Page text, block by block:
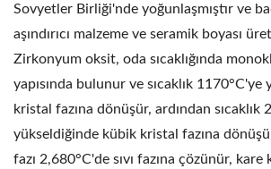
Sovyetler Birliği'nde yoğunlaşmıştır ve
aşındırıcı malzeme ve seramik boyası
Zirkonyum oksit, oda sıcaklığında
yapısında bulunur ve sıcaklık
kristal fazına dönüşür, ardından sıcaklık
yükseldiğinde kübik kristal fazına
fazı 2,680°C'de sıvı fazına çözünür, kare